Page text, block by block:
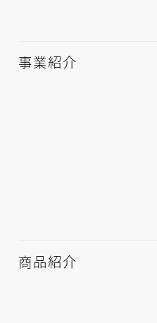
事業紹介
商品紹介